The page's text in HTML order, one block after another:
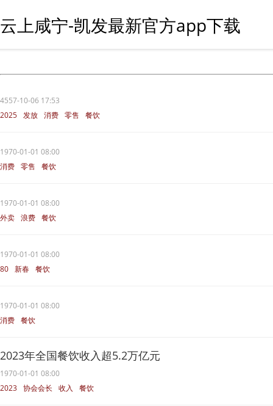
云上咸宁-凯发最新官方app下载
4557-10-06 17:53
2025 发放 消费 零售 餐饮
1970-01-01 08:00
消费 零售 餐饮
1970-01-01 08:00
外卖 浪费 餐饮
1970-01-01 08:00
80 新春 餐饮
1970-01-01 08:00
消费 餐饮
2023年全国餐饮收入超5.2万亿元
1970-01-01 08:00
2023 协会会长 收入
餐饮